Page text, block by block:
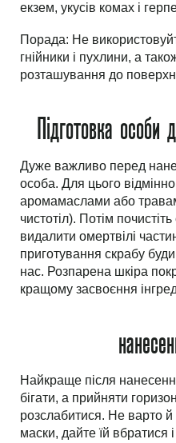
екзем, укусів комах і
Порада: Не
гнійники і пухлини, а
розташування до
Підготовка
Дуже важливо перед
особа. Для цього
аромамаслами або
чистотіл). Потім
видалити омертвілі
приготування скрабу
нас. Розпарена шкіра
кращому засвоєння
Найкраще після
бігати, а прийняти
розслабитися. Не варто
маски, дайте їй вбратися